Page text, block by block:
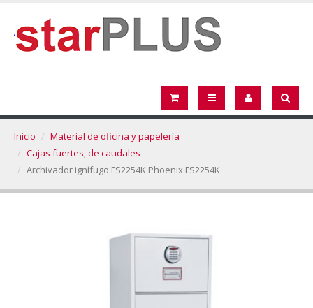
Inicio
Material de oficina y papelería
Cajas fuertes, de caudales
Archivador ignífugo FS2254K Phoenix FS2254K